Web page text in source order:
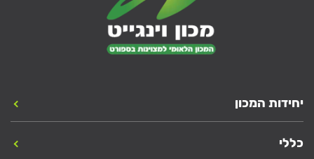
יחידות המכון
כללי